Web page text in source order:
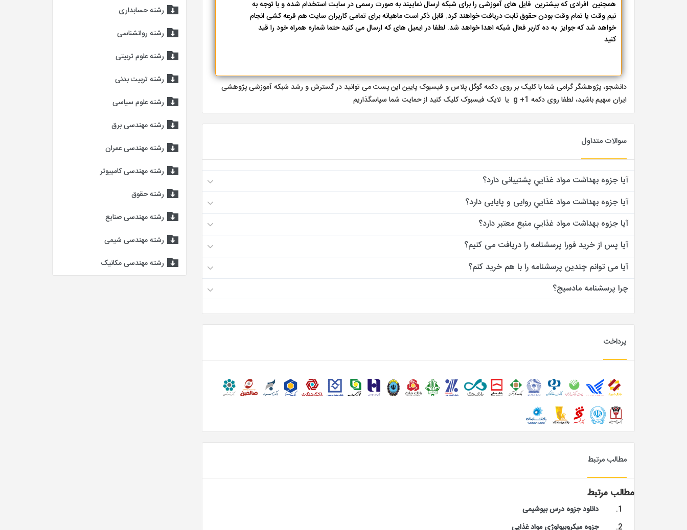
همچنین افرادی که بیشترین فایل های آموزشی را برای شبکه ارسال نماییند به صورت رسمی در سایت استخدام شده و با توجه به
نیم وقت یا تمام وقت بودن حقوق ثابت دریافت خواهند کرد. قابل ذکر است ماهیانه برای تمامی کاربران سایت هم قرعه کشی انجام
خواهد شد که جوایز به ده کاربر فعال شبکه اهدا خواهد شد. لطفا در ایمیل های که ارسال می کنید حتما شماره همراه خود را قید
کنید
دانشجو، پژوهشگر گرامی شما با کلیک بر روی دکمه گوگل پلاس و فیسبوک پایین این پست می توانید در گسترش و رشد شبکه آموزشی پژوهشی
ایران سهیم باشید، لطفا روی دکمه g +1 یا لایک فیسبوک کلیک کنید از حمایت شما سپاسگذاریم
سوالات متداول
آیا جزوه بهداشت مواد غذايي پشتیبانی دارد؟
آیا جزوه بهداشت مواد غذايي روایی و پایایی دارد؟
آیا جزوه بهداشت مواد غذايي منبع معتبر دارد؟
آیا پس از خرید فورا پرسشنامه را دریافت می کنیم؟
آیا می توانم چندین پرسشنامه را با هم خرید کنم؟
چرا پرسشنامه مادسیج؟
پرداخت
مطالب مرتبط
مطالب مرتبط
دانلود جزوه درس بیوشیمی
رشته حسابداری
رشته روانشناسی
رشته علوم تربیتی
رشته تربیت بدنی
رشته علوم سیاسی
رشته مهندسی برق
رشته مهندسی عمران
رشته مهندسی کامپیوتر
رشته حقوق
رشته مهندسی صنایع
رشته مهندسی شیمی
رشته مهندسی مکانیک